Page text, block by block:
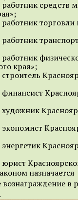
средств
края»;
назначается
в